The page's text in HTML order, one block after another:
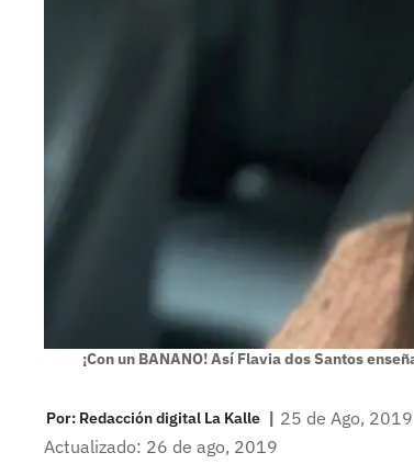
¡Con un BANANO! Así Flavia dos Santos
Por: Redacción digital La Kalle | 25 de Ago, 2019
Actualizado: 26 de ago, 2019